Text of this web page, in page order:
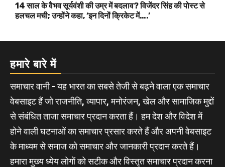
14 साल के वैभव सूर्यवंशी की उम्र में बदलाव? विजेंदर सिंह की पोस्ट से
हलचल मची; उन्होंने कहा, ‘इन दिनों क्रिकेट में….’
हमारे बारे में
समाचार वानी - यह भारत का सबसे तेजी से बढ़ने वाला एक समाचार
वेबसाइट हैं जो राजनीति, व्यापार, मनोरंजन, खेल और सामाजिक मुद्दों
से संबंधित ताजा समाचार प्रदान करता हैं। हम देश और विदेश में
होने वाली घटनाओं का समाचार प्रसार करते हैं और अपनी वेबसाइट
के माध्यम से समाज को समाचार और जानकारी प्रदान करते हैं।
हमारा मुख्य ध्येय लोगों को सटीक और विस्तृत समाचार प्रदान करना